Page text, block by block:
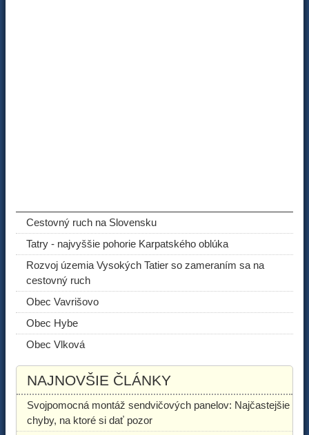
Cestovný ruch na Slovensku
Tatry - najvyššie pohorie Karpatského oblúka
Rozvoj územia Vysokých Tatier so zameraním sa na
cestovný ruch
Obec Vavrišovo
Obec Hybe
Obec Vlková
NAJNOVŠIE ČLÁNKY
Svojpomocná montáž sendvičových panelov: Najčastejšie
chyby, na ktoré si dať pozor